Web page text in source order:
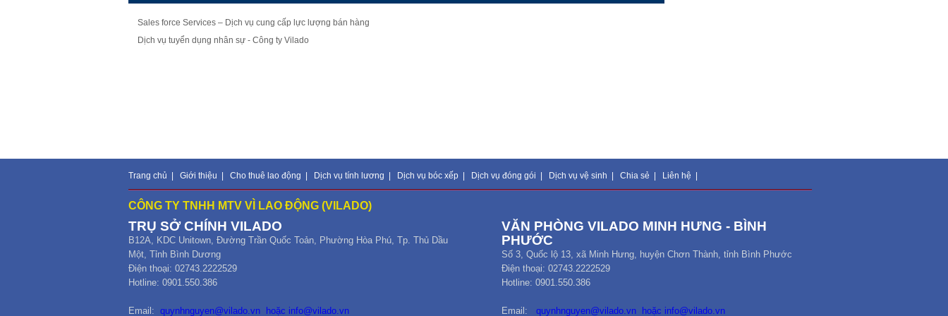
Sales force Services – Dịch vụ cung cấp lực lượng bán hàng
Dịch vụ tuyển dụng nhân sự - Công ty Vilado
Trang chủ Giới thiệu Cho thuê lao động Dịch vụ tính lương Dịch vụ bóc xếp Dịch vụ đóng gói Dịch vụ vệ sinh Chia sẻ Liên hệ
CÔNG TY TNHH MTV VÌ LAO ĐỘNG (VILADO)
TRỤ SỞ CHÍNH VILADO
B12A, KDC Unitown, Đường Trần Quốc Toản, Phường Hòa Phú, Tp. Thủ Dầu
Một, Tỉnh Bình Dương
Điện thoại: 02743.2222529
Hotline: 0901.550.386
Email: quynhnguyen@vilado.vn hoặc info@vilado.vn
VĂN PHÒNG VILADO MINH HƯNG - BÌNH
PHƯỚC
Số 3, Quốc lộ 13, xã Minh Hưng, huyện Chơn Thành, tỉnh Bình Phước
Điện thoại: 02743.2222529
Hotline: 0901.550.386
Email: quynhnguyen@vilado.vn hoặc info@vilado.vn